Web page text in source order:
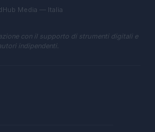
Media — Italia
con il supporto di strumenti digitali e
indipendenti.